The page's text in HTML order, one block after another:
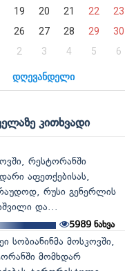
19 20 21 22
23
26 27 28 29
30
2 3 4 5 6
დღევანდელი
კითხვადი
რესტორანში
აფეთქებისას,
რუსი გენერლის
და...
5989 ნახვა
სობიანინმა მოსკოვში,
მომხდარ